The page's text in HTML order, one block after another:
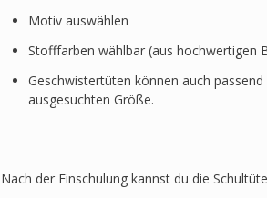
Motiv auswählen
Stofffarben wählbar (aus hochwertigen
Geschwistertüten können auch
ausgesuchten Größe.
Nach der Einschulung kannst du die